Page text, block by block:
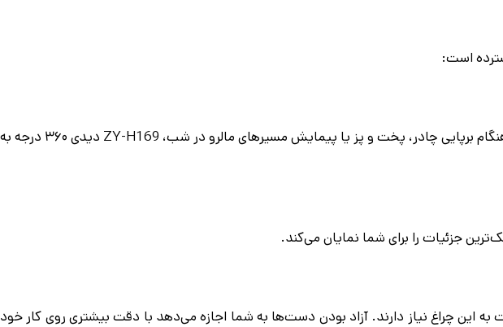
است:
که روی پیشانی نصب شود، حیاتی است. هنگام برپایی چادر، پخت و پز یا پیمایش مسیرهای مالرو در شب، ZY-H169 دیدی ۳۶۰ درجه به
جزئیات را برای شما نمایان می‌کند.
این چراغ نیاز دارند. آزاد بودن دست‌ها به شما اجازه می‌دهد با دقت بیشتری روی کار خود